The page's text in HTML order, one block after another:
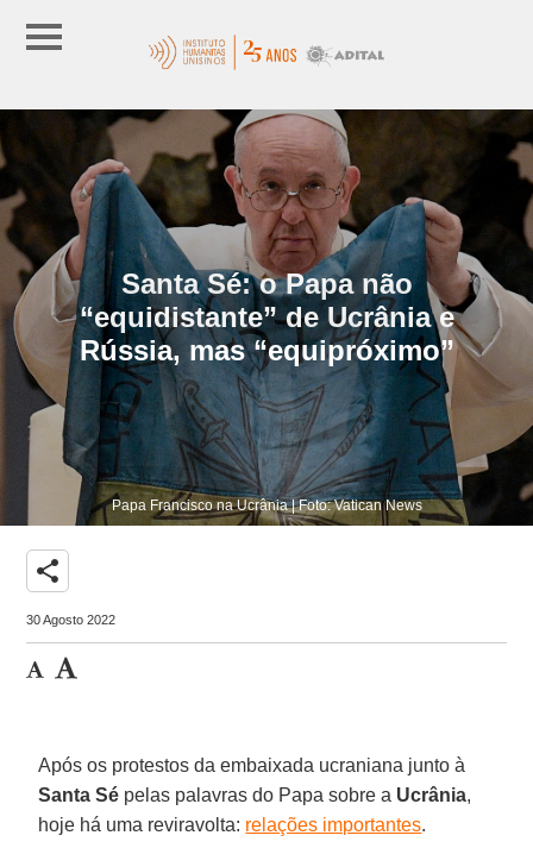
Santa Sé: o Papa não
“equidistante” de Ucrânia e
Rússia, mas “equipróximo”
Papa Francisco na Ucrânia | Foto: Vatican News
share
30 Agosto 2022
Após os protestos da embaixada ucraniana junto à
Santa Sé pelas palavras do Papa sobre a Ucrânia,
hoje há uma reviravolta: relações importantes.